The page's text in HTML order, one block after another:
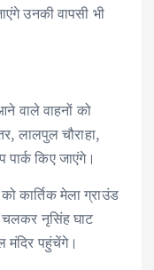
उनकी वापसी भी
वाले वाहनों को
लालपुल चौराहा,
किए जाएंगे।
कार्तिक मेला ग्राउंड
चलकर नृसिंह घाट
मंदिर पहुंचेंगे।